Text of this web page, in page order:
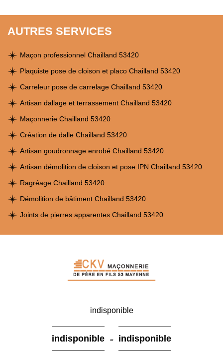
AUTRES SERVICES
Maçon professionnel Chailland 53420
Plaquiste pose de cloison et placo Chailland 53420
Carreleur pose de carrelage Chailland 53420
Artisan dallage et terrassement Chailland 53420
Maçonnerie Chailland 53420
Création de dalle Chailland 53420
Artisan goudronnage enrobé Chailland 53420
Artisan démolition de cloison et pose IPN Chailland 53420
Ragréage Chailland 53420
Démolition de bâtiment Chailland 53420
Joints de pierres apparentes Chailland 53420
indisponible
indisponible - indisponible